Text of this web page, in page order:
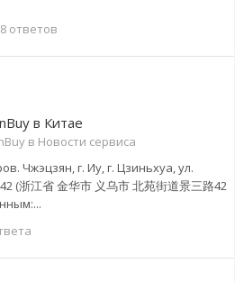
ответов
в Китае
в Новости сервиса
Чжэцзян, г. Иу, г. Цзиньхуа, ул.
(浙江省 金华市 义乌市 北苑街道景三路42